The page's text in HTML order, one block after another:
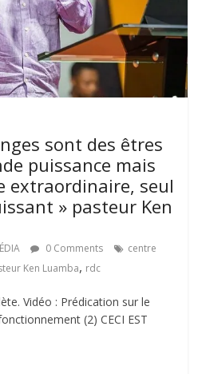
sont des êtres
puissance mais
extraordinaire, seul
» pasteur Ken
0 Comments
centre
Ken Luamba, rdc
Vidéo : Prédication sur le
(2) CECI EST